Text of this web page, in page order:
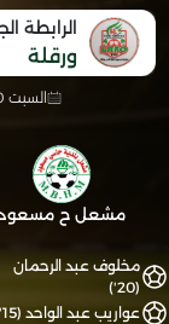
الرابطة
ورقلة
السبت 10 جانفي 2026
مشعل ح
مخلوف عبد الرحمان
(20')
عواريب عبد الواحد (15')